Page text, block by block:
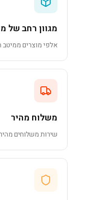
מגוון רחב של
אלפי מוצרים
משלוח מהיר
שירות משלוחים